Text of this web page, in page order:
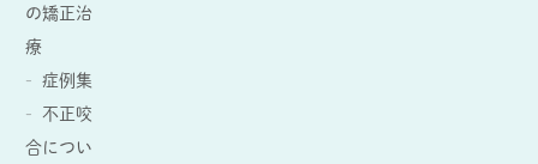
の矯正治
療
症例集
不正咬
合につい